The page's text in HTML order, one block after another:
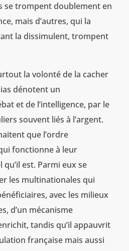
se trompent doublement en
mais d’autres, qui la
la dissimulent, trompent
la volonté de la cacher
dénotent un
et de l’intelligence, par le
souvent liés à l’argent.
que l’ordre
fonctionne à leur
est. Parmi eux se
les multinationales qui
avec les milieux
d’un mécanisme
tandis qu’il appauvrit
française mais aussi